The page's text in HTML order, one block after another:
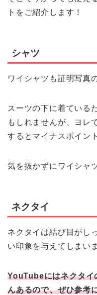
トをご紹介します！
シャツ
ワイシャツも証明写真
スーツの下に着ている
もしれませんが、ヨレ
するとマイナスポイン
気を抜かずにワイシャ
ネクタイ
ネクタイは結び目がし
い印象を与えてしまい
YouTubeにはネクタイ
んあるので、ぜひ参考